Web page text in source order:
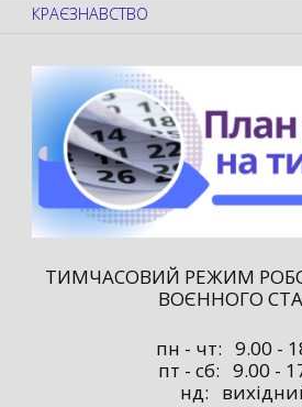
КРАЄЗНАВСТВО
ТИМЧАСОВИЙ РЕЖИМ
ВОЄННОГО
пн - чт: 9.00 -
пт - сб: 9.00 -
нд: